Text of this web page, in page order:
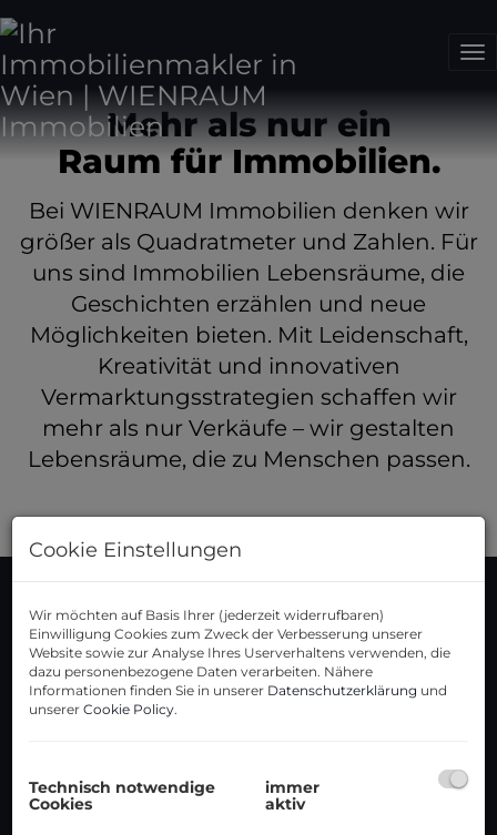
Mehr als nur ein
Raum für Immobilien.
Bei WIENRAUM Immobilien denken wir
größer als Quadratmeter und Zahlen. Für
uns sind Immobilien Lebensräume, die
Geschichten erzählen und neue
Möglichkeiten bieten. Mit Leidenschaft,
Kreativität und innovativen
Vermarktungsstrategien schaffen wir
mehr als nur Verkäufe – wir gestalten
Lebensräume, die zu Menschen passen.
DAS
WIEN
Cookie Einstellungen
Wir möchten auf Basis Ihrer (jederzeit widerrufbaren)
Einwilligung Cookies zum Zweck der Verbesserung unserer
Website sowie zur Analyse Ihres Userverhaltens verwenden, die
dazu personenbezogene Daten verarbeiten. Nähere
Informationen finden Sie in unserer Datenschutzerklärung und
unserer Cookie Policy.
Technisch notwendige
Cookies
immer
aktiv